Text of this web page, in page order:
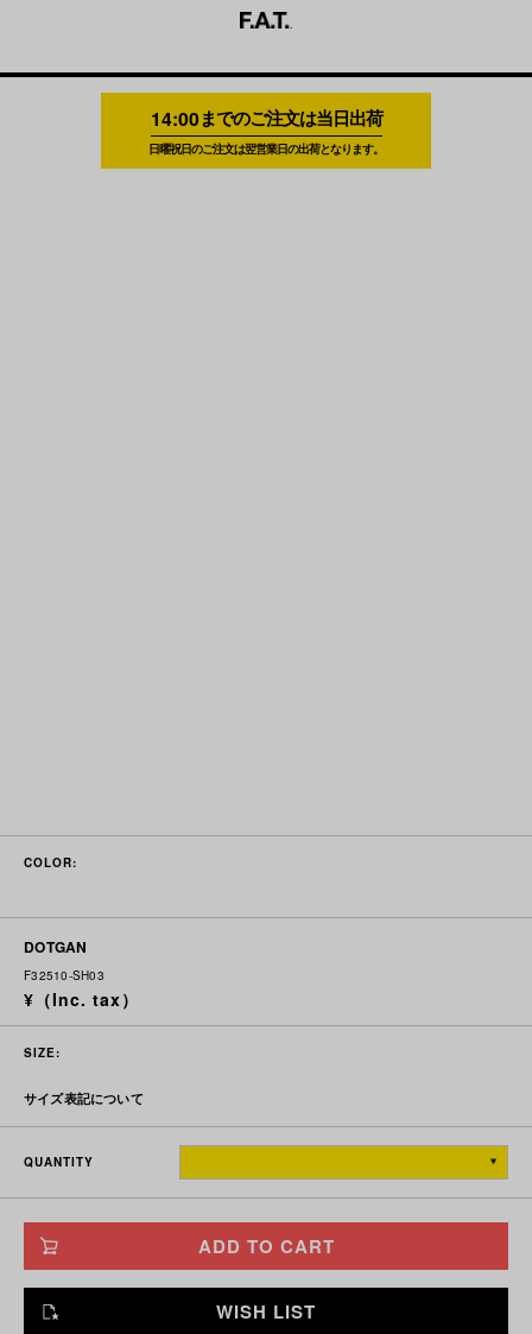
14:00までのご注文は当日出荷
日曜祝日のご注文は翌営業日の出荷となります。
DOTGAN
F32510-SH03
COLOR:
SIZE:
サイズ表記について
着丈 身幅 肩幅
袖丈
71 61 64
55
SKINNY
73 64 67
56.5
FAT
76 67
JUMBO
79 70 73 60
QUANTITY
ADD TO CART
WISH LIST